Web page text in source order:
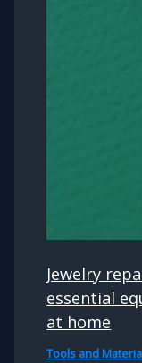
Jewelry
essential
at home
Tools and